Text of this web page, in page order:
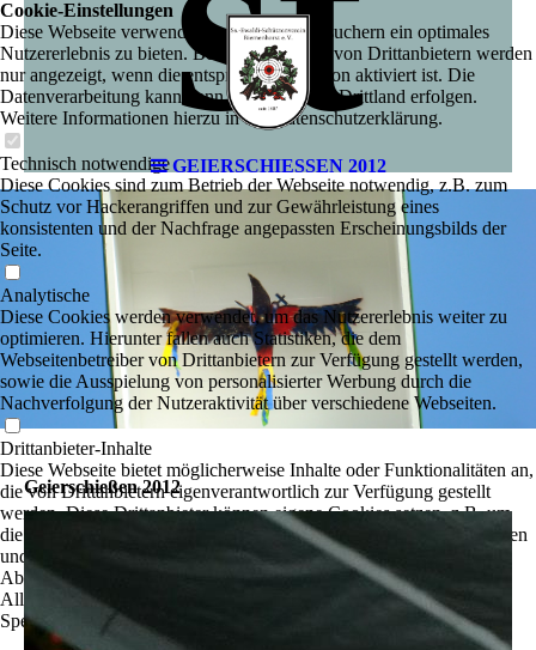
GEIERSCHIESSEN 2012
Geierschießen 2012
Cookie-Einstellungen
Diese Webseite verwendet Cookies, um Besuchern ein optimales
Nutzererlebnis zu bieten. Bestimmte Inhalte von Drittanbietern werden
nur angezeigt, wenn die entsprechende Option aktiviert ist. Die
Datenverarbeitung kann dann auch in einem Drittland erfolgen.
Weitere Informationen hierzu in der Datenschutzerklärung.
Technisch notwendige
Diese Cookies sind zum Betrieb der Webseite notwendig, z.B. zum
Schutz vor Hackerangriffen und zur Gewährleistung eines
konsistenten und der Nachfrage angepassten Erscheinungsbilds der
Seite.
Analytische
Diese Cookies werden verwendet, um das Nutzererlebnis weiter zu
optimieren. Hierunter fallen auch Statistiken, die dem
Webseitenbetreiber von Drittanbietern zur Verfügung gestellt werden,
sowie die Ausspielung von personalisierter Werbung durch die
Nachverfolgung der Nutzeraktivität über verschiedene Webseiten.
Drittanbieter-Inhalte
Diese Webseite bietet möglicherweise Inhalte oder Funktionalitäten an,
die von Drittanbietern eigenverantwortlich zur Verfügung gestellt
werden. Diese Drittanbieter können eigene Cookies setzen, z.B. um
die Nutzeraktivität zu verfolgen oder ihre Angebote zu personalisieren
und zu optimieren.
Ablehnen
Alle akzeptieren
Speichern